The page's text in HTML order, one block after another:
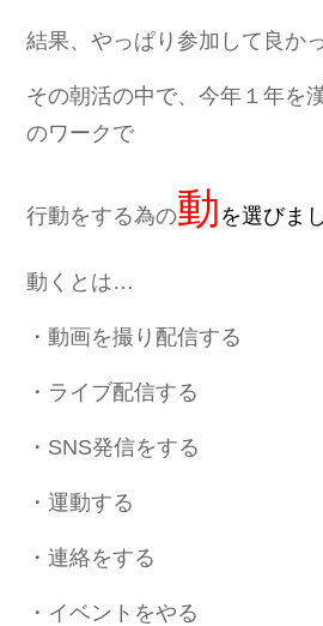
結果、やっぱり参加して良か
その朝活の中で、今年１年を
のワークで
行動をする為の動 を選びま
動くとは…
・動画を撮り配信する
・ ライブ配信する
・SNS発信をする
・運動する
・連絡をする
・イベントをやる